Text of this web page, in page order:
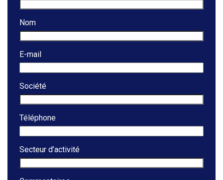
Nom
E-mail
Société
Téléphone
Secteur d’activité